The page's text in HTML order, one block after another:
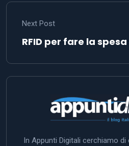
Next Post
RFID per fare la
In Appunti Digitali cerchiamo